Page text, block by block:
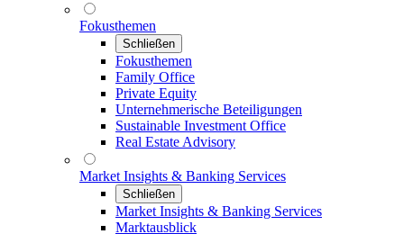
Fokusthemen
Schließen
Fokusthemen
Family Office
Private Equity
Unternehmerische Beteiligungen
Sustainable Investment Office
Real Estate Advisory
Market Insights & Banking Services
Schließen
Market Insights & Banking Services
Marktausblick